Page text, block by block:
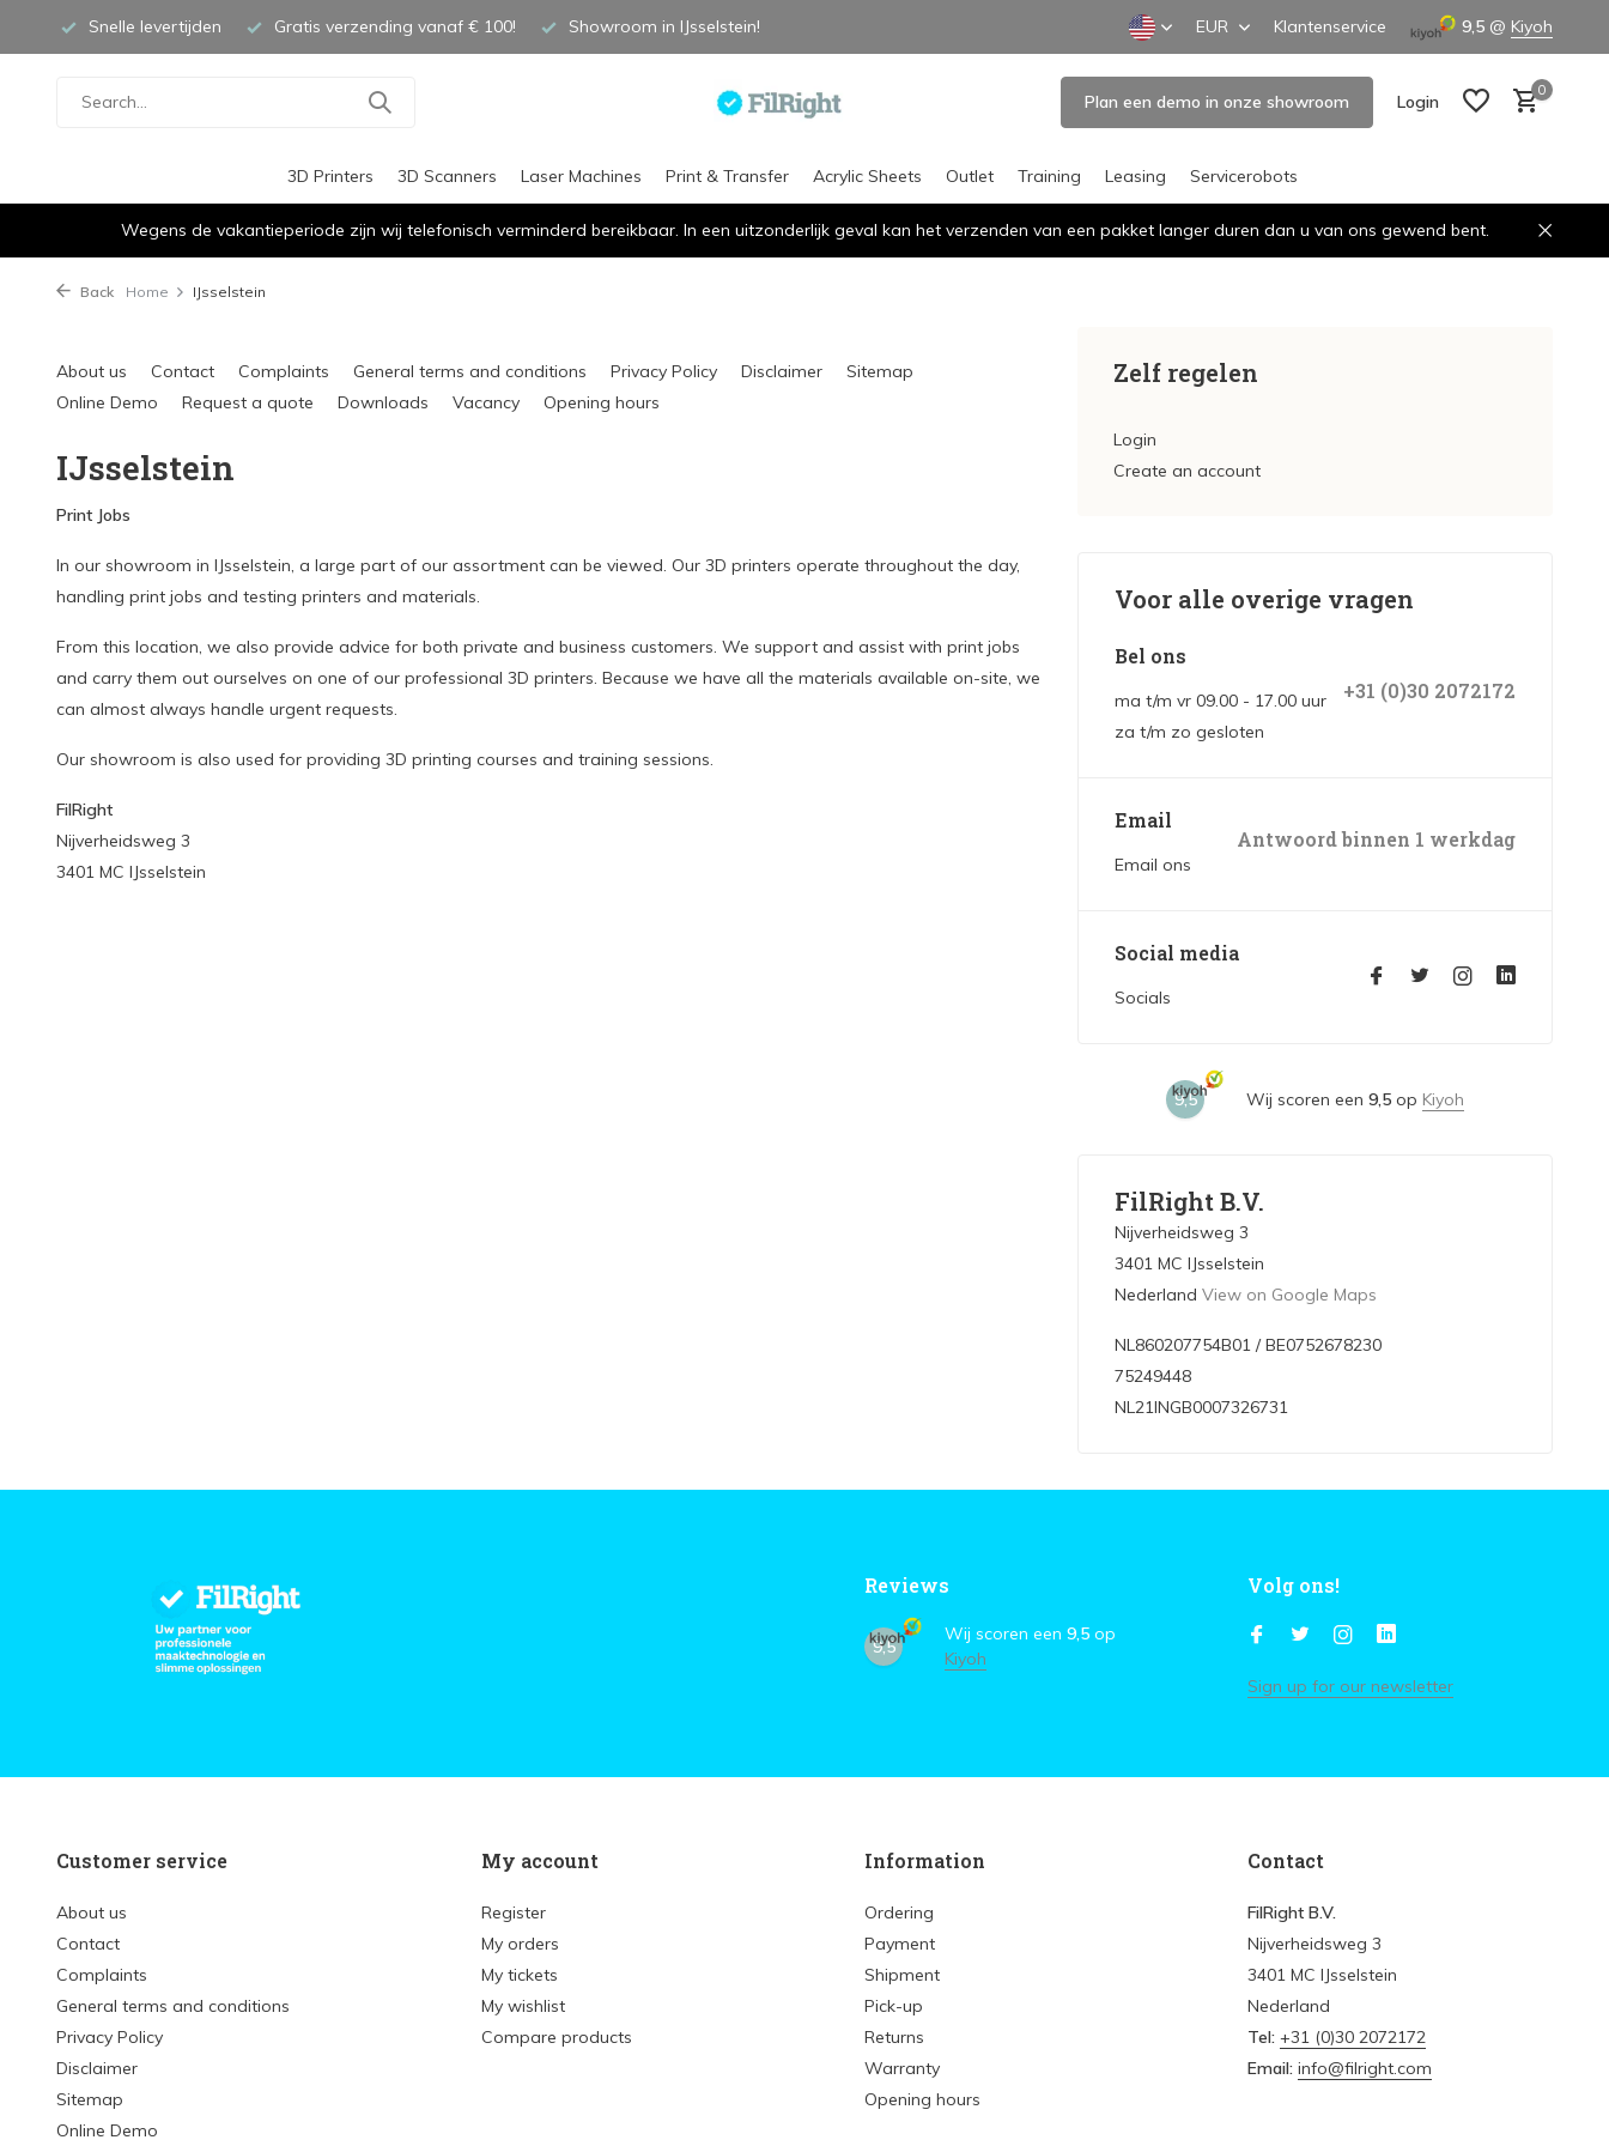
Snelle levertijden Gratis verzending vanaf € 100! Showroom in IJsselstein! EUR Klantenservice 9,5 @ Kiyoh
Plan een demo in onze showroom Login
0
3D Printers 3D Scanners Laser Machines Print & Transfer Acrylic Sheets Outlet Training Leasing Servicerobots
Wegens de vakantieperiode zijn wij telefonisch verminderd bereikbaar. In een uitzonderlijk geval kan het verzenden van een pakket langer duren dan u van ons gewend bent.
Back Home IJsselstein
About us Contact Complaints General terms and conditions Privacy Policy Disclaimer
Sitemap
Online Demo
Request a quote Downloads Vacancy Opening hours
IJsselstein
Print Jobs
In our showroom in IJsselstein, a large part of our assortment can be viewed. Our 3D printers operate throughout the day,
handling print jobs and testing printers and materials.
From this location, we also provide advice for both private and business customers. We support and assist with print jobs
and carry them out ourselves on one of our professional 3D printers. Because we have all the materials available on-site, we
can almost always handle urgent requests.
Our showroom is also used for providing 3D printing courses and training sessions.
FilRight
Nijverheidsweg 3
3401 MC IJsselstein
Zelf regelen
Login
Create an account
Voor alle overige vragen
Bel ons
ma t/m vr 09.00 - 17.00 uur
za t/m zo gesloten
+31 (0)30 2072172
Email
Email ons
Antwoord binnen 1 werkdag
Social media
Socials
9,5 Wij scoren een9,5 op Kiyoh
FilRight B.V.
Nijverheidsweg 3
3401 MC IJsselstein
NederlandView on Google Maps
NL860207754B01 / BE0752678230
75249448
NL21INGB0007326731
Reviews
9,5
Wij scoren een 9,5 op
Kiyoh
Volg ons!
Sign up for our newsletter
Customer service
About us
Contact
Complaints
General terms and conditions
Privacy Policy
Disclaimer
Sitemap
Online Demo
My account
Register
My orders
My tickets
My wishlist
Compare products
Information
Ordering
Payment
Shipment
Pick-up
Returns
Warranty
Opening hours
Contact
FilRight B.V.
Nijverheidsweg 3
3401 MC IJsselstein
Nederland
Tel: +31 (0)30 2072172
Email: info@filright.com